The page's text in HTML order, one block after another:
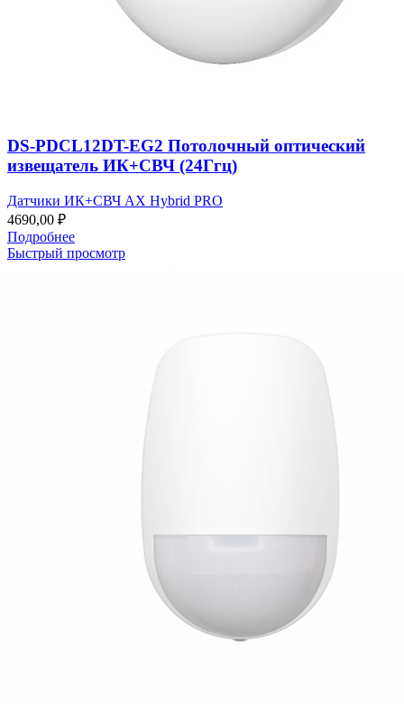
DS-PDCL12DT-EG2 Потолочный оптический
извещатель ИК+СВЧ (24Ггц)
Датчики ИК+СВЧ AX Hybrid PRO
4690,00 ₽
Подробнее
Быстрый просмотр